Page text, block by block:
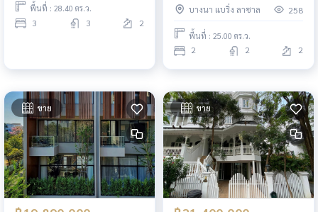
พื้นที่ : 28.40 ตร.ว.
3 3 2
Bedrooms (FOR SALE &amp;
AVAILBLE) YOK068
บางนา แบริ่ง ลาซาล 258
พื้นที่ : 25.00 ตร.ว.
2 2 2
ขาย ขาย